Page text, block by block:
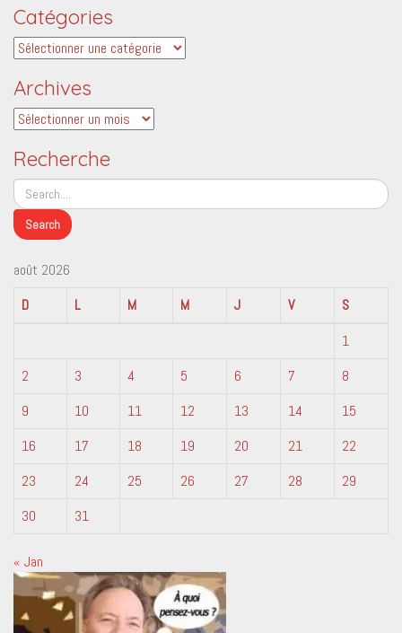
Catégories
Catégories
Archives
Archives
Recherche
août 2026
D
L M M J V
S
1
2
3 4 5 6 7
8
9
10 11 12 13 14
15
16
17 18 19 20 21
22
23
24 25 26 27 28
29
30
31
« Jan